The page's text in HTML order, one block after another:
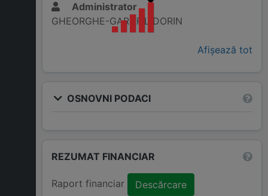
Administrator
GHEORGHE-GAROFIL DORIN
Afișează tot
OSNOVNI PODACI
REZUMAT FINANCIAR
Raport financiar Descărcare